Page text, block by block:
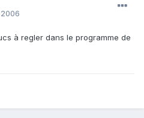
à regler dans le programme de